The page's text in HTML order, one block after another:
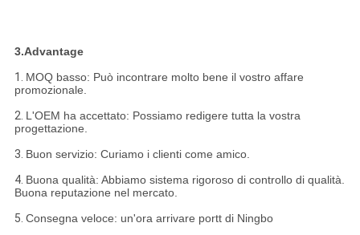
3.Advantage
1. MOQ basso: Può incontrare molto bene il vostro affare
promozionale.
2. L'OEM ha accettato: Possiamo redigere tutta la vostra
progettazione.
3. Buon servizio: Curiamo i clienti come amico.
4. Buona qualità: Abbiamo sistema rigoroso di controllo di qualità.
Buona reputazione nel mercato.
5. Consegna veloce: un'ora arrivare portt di Ningbo